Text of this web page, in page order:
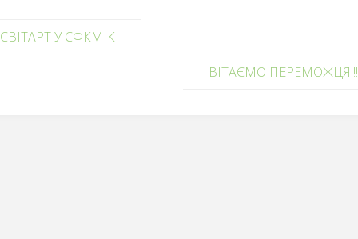
СВІТАРТ У СФКМІК
ВІТАЄМО ПЕРЕМОЖЦЯ!!!